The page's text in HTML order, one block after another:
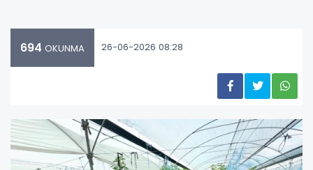
694 OKUNMA 26-06-2026 08:28